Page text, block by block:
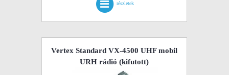
részletek
Vertex Standard VX-4500 UHF mobil
URH rádió (kifutott)